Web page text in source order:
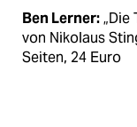
Ben Lerner:„Die
von Nikolaus
Seiten, 24 Euro